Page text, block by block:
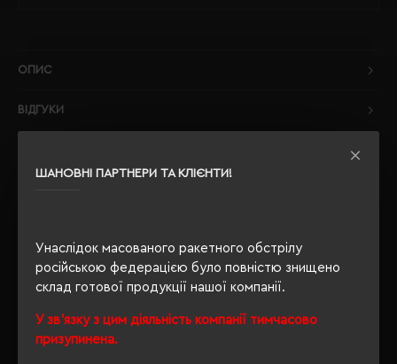
ШАНОВНІ ПАРТНЕРИ ТА КЛІЄНТИ!
Унаслідок масованого ракетного обстрілу
російською федерацією було повністю знищено
склад готової продукції нашої компанії.
У зв'язку з цим діяльність компанії тимчасово
призупинена.
ОПИС
ВІДГУКИ